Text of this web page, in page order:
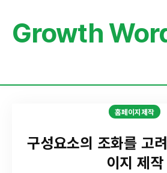
Growth
홈페이지제작
구성요소의 조화를 고
이지 제작